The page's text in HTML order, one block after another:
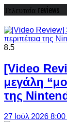
Τελευταία reviews
8.5
[Video
μεγάλη
της
27 Ιούλ 2026 8:00